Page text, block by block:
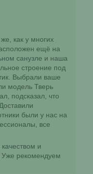
как у многих
ещё на
санузле и наша
строение под
Выбрали ваше
модель Тверь
подсказал, что
были у нас на
все
и
рекомендуем